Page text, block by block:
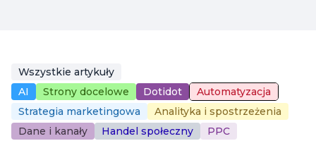
Wszystkie artykuły
AI
Strony docelowe Dotidot
Automatyzacja
Strategia marketingowa
Analityka i spostrzeżenia
Dane i kanały
Handel społeczny PPC